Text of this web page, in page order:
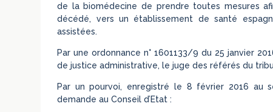
de la biomédecine de prendre toutes mesures
décédé, vers un établissement de santé
assistées.
Par une ordonnance n° 1601133/9 du 25 janvier
de justice administrative, le juge des référés du
Par un pourvoi, enregistré le 8 février 2016 au
demande au Conseil d’Etat :